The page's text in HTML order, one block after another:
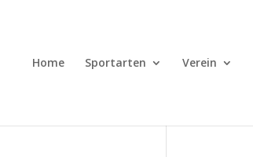
Home Sportarten Verein